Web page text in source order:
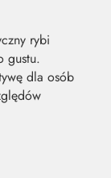
rybi
gustu.
dla osób